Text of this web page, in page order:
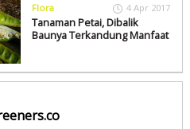
Flora 4 Apr 2017
Tanaman Petai, Dibalik
Baunya Terkandung Manfaat